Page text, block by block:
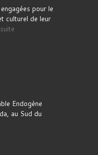
pour le
culturel de leur
Endogène
au Sud du